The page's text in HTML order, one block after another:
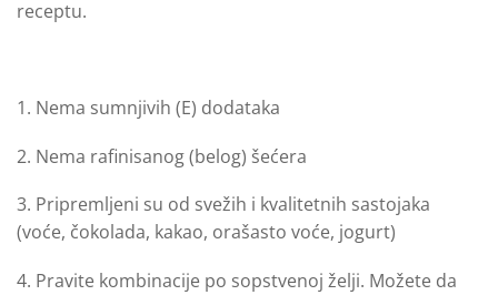
receptu.
1. Nema sumnjivih (E) dodataka
2. Nema rafinisanog (belog) šećera
3. Pripremljeni su od svežih i kvalitetnih sastojaka
(voće, čokolada, kakao, orašasto voće, jogurt)
4. Pravite kombinacije po sopstvenoj želji. Možete da